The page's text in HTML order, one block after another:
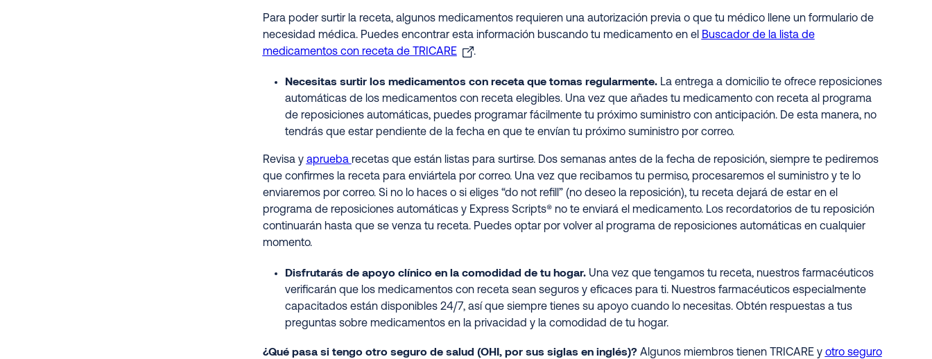
Para poder surtir la receta, algunos medicamentos requieren una autorización previa o que tu médico llene un formulario de
necesidad médica. Puedes encontrar esta información buscando tu medicamento en el Buscador de la lista de
medicamentos con receta de TRICARE
.
Necesitas surtir los medicamentos con receta que tomas regularmente. La entrega a domicilio te ofrece reposiciones
automáticas de los medicamentos con receta elegibles. Una vez que añades tu medicamento con receta al programa
de reposiciones automáticas, puedes programar fácilmente tu próximo suministro con anticipación. De esta manera, no
tendrás que estar pendiente de la fecha en que te envían tu próximo suministro por correo.
Revisa y aprueba recetas que están listas para surtirse. Dos semanas antes de la fecha de reposición, siempre te pediremos
que confirmes la receta para enviártela por correo. Una vez que recibamos tu permiso, procesaremos el suministro y te lo
enviaremos por correo. Si no lo haces o si eliges “do not refill” (no deseo la reposición), tu receta dejará de estar en el
programa de reposiciones automáticas y Express Scripts® no te enviará el medicamento. Los recordatorios de tu reposición
continuarán hasta que se venza tu receta. Puedes optar por volver al programa de reposiciones automáticas en cualquier
momento.
Disfrutarás de apoyo clínico en la comodidad de tu hogar. Una vez que tengamos tu receta, nuestros farmacéuticos
verificarán que los medicamentos con receta sean seguros y eficaces para ti. Nuestros farmacéuticos especialmente
capacitados están disponibles 24/7, así que siempre tienes su apoyo cuando lo necesitas. Obtén respuestas a tus
preguntas sobre medicamentos en la privacidad y la comodidad de tu hogar.
¿Qué pasa si tengo otro seguro de salud (OHI, por sus siglas en inglés)? Algunos miembros tienen TRICARE y otro seguro